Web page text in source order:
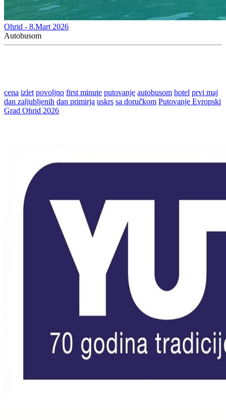
Ohrid - 8.Mart 2026
Autobusom
cena izlet povoljno first minute putovanje autobusom hotel prvi maj
dan zaljubljenih dan primirja uskrs sa doručkom Putovanje Evropski
Grad Ohrid 2026